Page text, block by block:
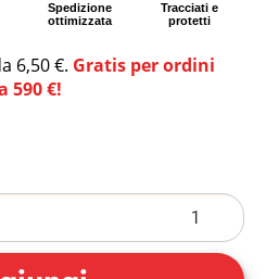
Spedizione
ottimizzata
Tracciati e
protetti
6,50 €. Gratis per ordini
590 €!